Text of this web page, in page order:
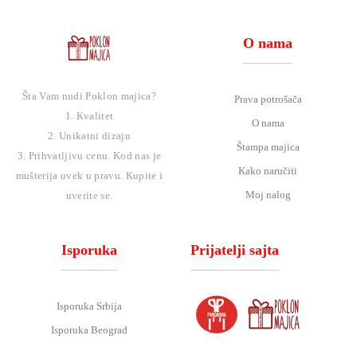
Šta Vam nudi Poklon majica?
1. Kvalitet
2. Unikatni dizajn
3. Prihvatljivu cenu. Kod nas je
mušterija uvek u pravu. Kupite i
uverite se.
O nama
Prava potrošača
O nama
Štampa majica
Kako naručiti
Moj nalog
Isporuka
Isporuka Srbija
Isporuka Beograd
Prijatelji sajta